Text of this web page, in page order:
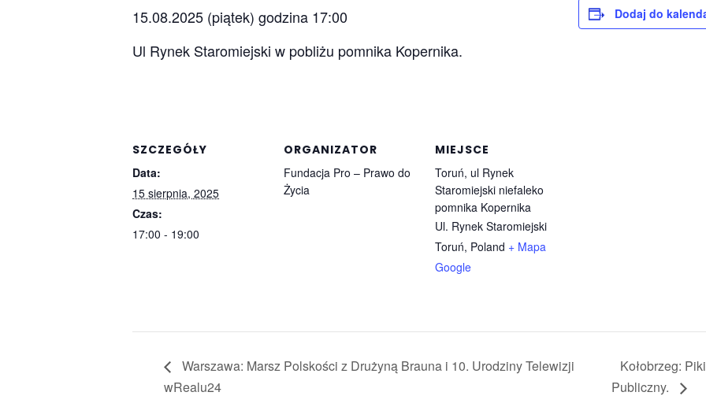
15.08.2025 (piątek) godzina 17:00
Ul Rynek Staromiejski w pobliżu pomnika Kopernika.
Dodaj do
SZCZEGÓŁY
Data:
15 sierpnia, 2025
Czas:
17:00 - 19:00
ORGANIZATOR
Fundacja Pro – Prawo do
Życia
MIEJSCE
Toruń, ul Rynek
Staromiejski niefaleko
pomnika Kopernika
Ul. Rynek Staromiejski
Toruń, Poland + Mapa
Google
Warszawa: Marsz Polskości z Drużyną Brauna i 10. Urodziny Telewizji
wRealu24
Kołobrzeg:
Publiczny.